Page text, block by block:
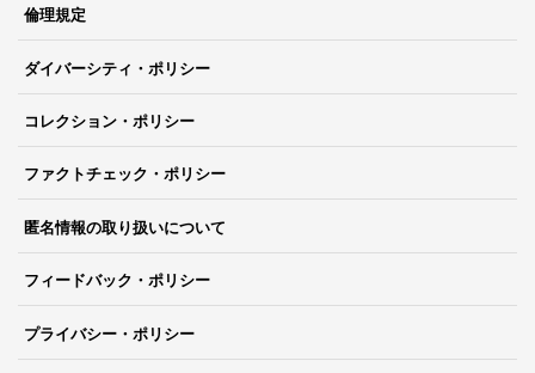
倫理規定
ダイバーシティ・ポリシー
コレクション・ポリシー
ファクトチェック・ポリシー
匿名情報の取り扱いについて
フィードバック・ポリシー
プライバシー・ポリシー